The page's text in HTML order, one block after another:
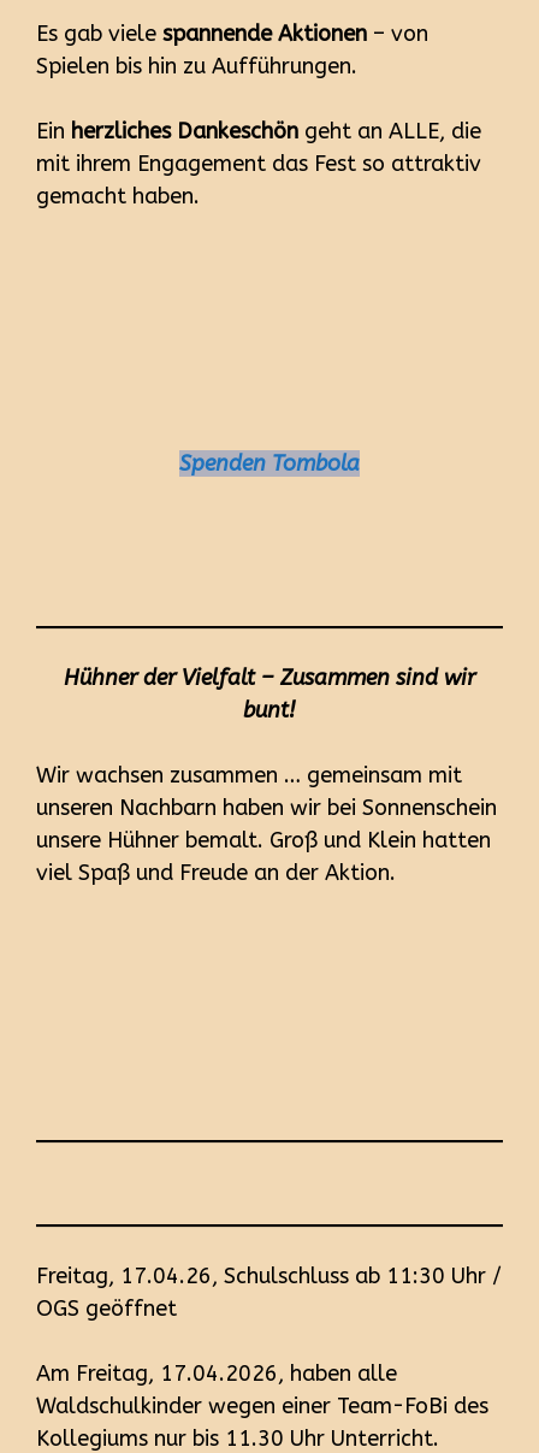
Es gab viele spannende Aktionen – von
Spielen bis hin zu Aufführungen.
Ein herzliches Dankeschön geht an ALLE, die
mit ihrem Engagement das Fest so attraktiv
gemacht haben.
Spenden Tombola
Hühner der Vielfalt – Zusammen sind wir
bunt!
Wir wachsen zusammen … gemeinsam mit
unseren Nachbarn haben wir bei Sonnenschein
unsere Hühner bemalt. Groß und Klein hatten
viel Spaß und Freude an der Aktion.
Freitag, 17.04.26, Schulschluss ab 11:30 Uhr /
OGS geöffnet
Am Freitag, 17.04.2026, haben alle
Waldschulkinder wegen einer Team-FoBi des
Kollegiums nur bis 11.30 Uhr Unterricht.